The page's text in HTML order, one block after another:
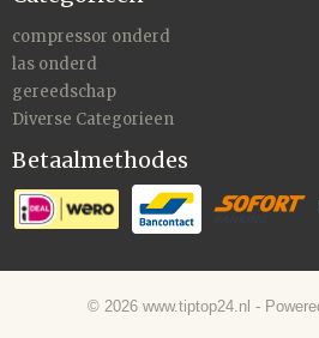
compressor onderd
las onderd
gereedschap
Diverse Categorieen
Betaalmethodes
© 2026 www.tiptop24.nl -